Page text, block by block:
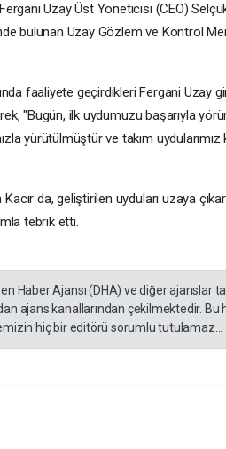
Uzay Üst Yöneticisi (CEO)
bulunan Uzay Gözlem ve Kontrol
faaliyete geçirdikleri Fergani Uzay
"Bugün, ilk uydumuzu başarıyla
yürütülmüştür ve takım
da, geliştirilen uyduları uzaya
tebrik etti.
Haber Ajansı (DHA) ve diğer ajanslar
ajans kanallarından çekilmektedir. Bu
hiç bir editörü sorumlu tutulamaz...